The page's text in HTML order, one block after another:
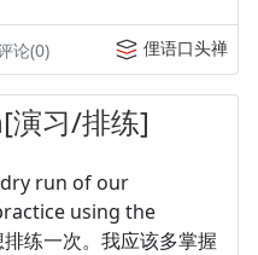
论(0) 俚语口头禅
演习/排练]
dry run of our
using the
练一次。我应该多掌握